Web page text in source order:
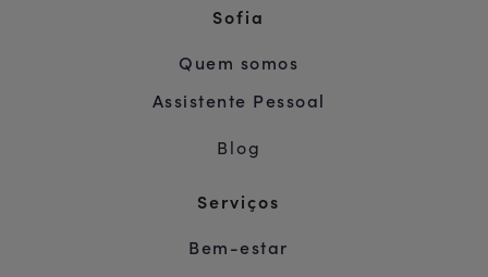
Sofia
Quem somos
Assistente Pessoal
Blog
Serviços
Bem-estar